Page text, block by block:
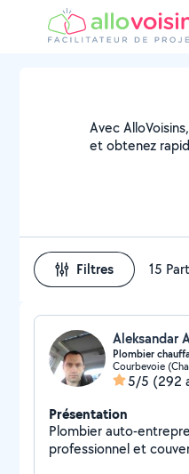
Avec
et obtenez
Filtres 15
Plombier
Courbevoie
5/5 (292
Présentation
Plombier auto-
professionnel et